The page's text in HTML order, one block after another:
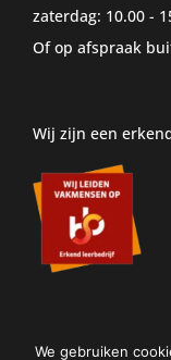
zaterdag: 10.00 -
Of op afspraak
Wij zijn een
We gebruiken